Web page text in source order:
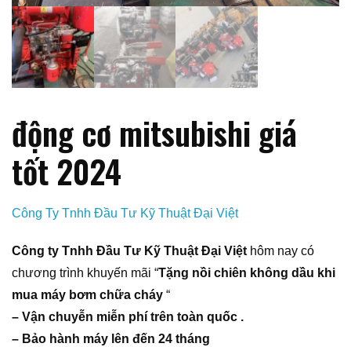
động cơ mitsubishi giá
tốt 2024
Công Ty Tnhh Đầu Tư Kỹ Thuật Đại Việt
Công ty Tnhh Đầu Tư Kỹ Thuật Đại Việt hôm nay có
chương trình khuyến mãi “Tặng nồi chiên không dầu khi
mua máy bơm chữa cháy “
– Vận chuyễn miễn phí trên toàn quốc .
– Bảo hành máy lên đến 24 tháng